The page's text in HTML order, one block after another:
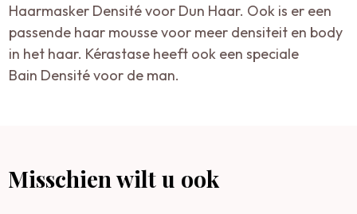
Haarmasker Densité voor Dun Haar. Ook is er een
passende haar mousse voor meer densiteit en body
in het haar. Kérastase heeft ook een speciale
Bain Densité voor de man.
Misschien wilt u ook